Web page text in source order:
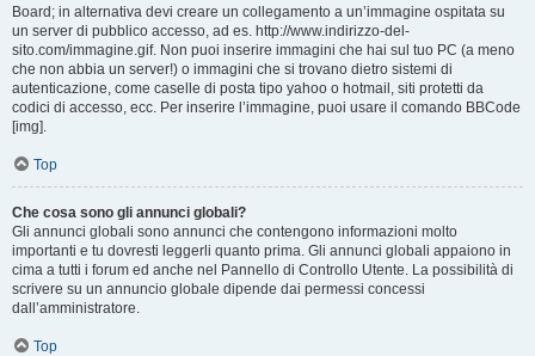
Board; in alternativa devi creare un collegamento a un’immagine ospitata su
un server di pubblico accesso, ad es. http://www.indirizzo-del-
sito.com/immagine.gif. Non puoi inserire immagini che hai sul tuo PC (a meno
che non abbia un server!) o immagini che si trovano dietro sistemi di
autenticazione, come caselle di posta tipo yahoo o hotmail, siti protetti da
codici di accesso, ecc. Per inserire l’immagine, puoi usare il comando BBCode
[img].
Top
Che cosa sono gli annunci globali?
Gli annunci globali sono annunci che contengono informazioni molto
importanti e tu dovresti leggerli quanto prima. Gli annunci globali appaiono in
cima a tutti i forum ed anche nel Pannello di Controllo Utente. La possibilità di
scrivere su un annuncio globale dipende dai permessi concessi
dall’amministratore.
Top